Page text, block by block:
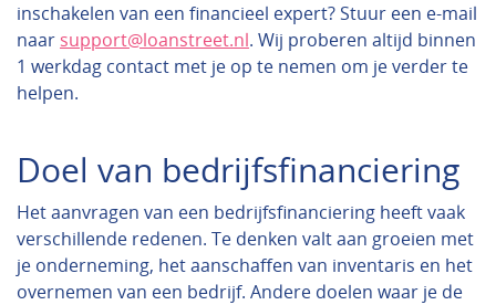
inschakelen van een financieel expert? Stuur een e-mail
naar support@loanstreet.nl. Wij proberen altijd binnen
1 werkdag contact met je op te nemen om je verder te
helpen.
Doel van bedrijfsfinanciering
Het aanvragen van een bedrijfsfinanciering heeft vaak
verschillende redenen. Te denken valt aan groeien met
je onderneming, het aanschaffen van inventaris en het
overnemen van een bedrijf. Andere doelen waar je de